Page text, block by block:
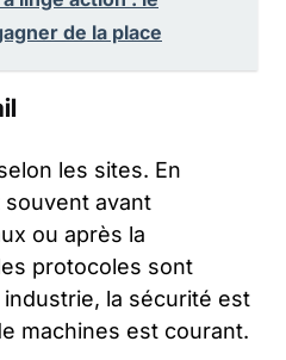
de la place
les sites. En
avant
ou après la
protocoles sont
la sécurité est
machines est courant.